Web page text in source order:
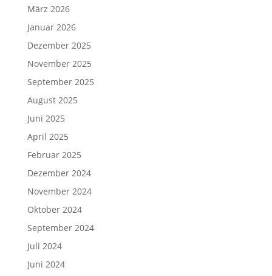
März 2026
Januar 2026
Dezember 2025
November 2025
September 2025
August 2025
Juni 2025
April 2025
Februar 2025
Dezember 2024
November 2024
Oktober 2024
September 2024
Juli 2024
Juni 2024